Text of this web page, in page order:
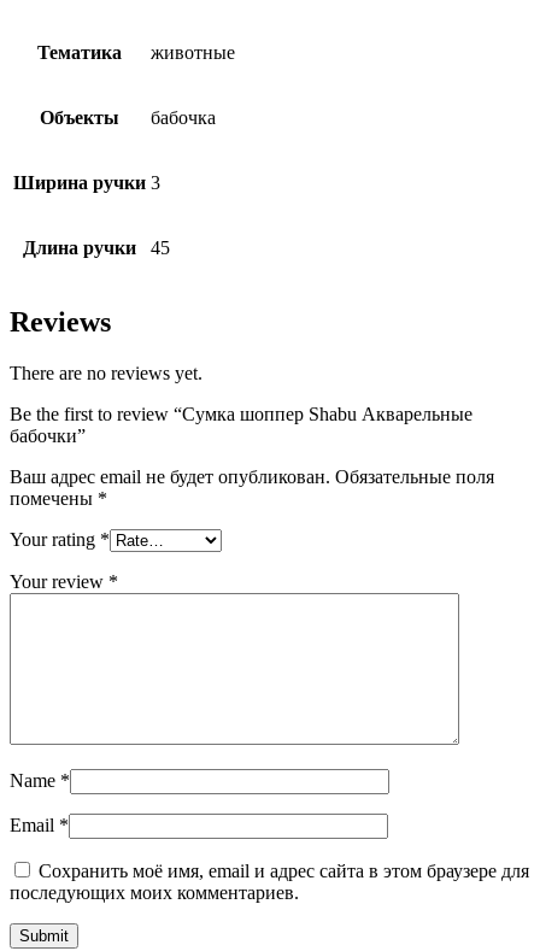
Тематика животные
Объекты бабочка
Ширина ручки 3
Длина ручки 45
Reviews
There are no reviews yet.
Be the first to review “Сумка шоппер Shabu Акварельные
бабочки”
Ваш адрес email не будет опубликован. Обязательные поля
помечены *
Your rating *
Your review *
Name *
Email *
Сохранить моё имя, email и адрес сайта в этом браузере для
последующих моих комментариев.